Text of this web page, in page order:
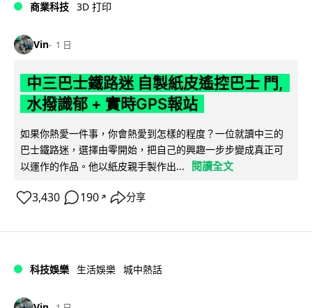
商業科技 3D 打印
Vin 1 日
中三巴士鐵路迷 自製紙皮遙控巴士 門,
水撥識郁 + 實時GPS報站
如果你熱愛一件事，你會熱愛到怎樣的程度？一位就讀中三的
巴士鐵路迷，選擇由零開始，把自己的興趣一步步變成真正可
以運作的作品。他以紙皮親手製作出...
閱讀全文
3,430 190 ↗ 分享
科技娛樂 生活娛樂 城中熱話